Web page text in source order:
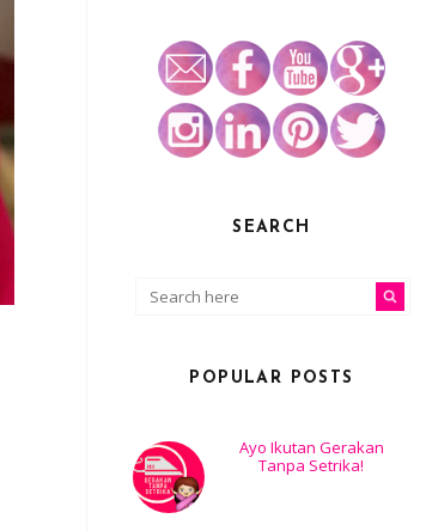
SEARCH
POPULAR POSTS
Ayo Ikutan Gerakan
Tanpa Setrika!